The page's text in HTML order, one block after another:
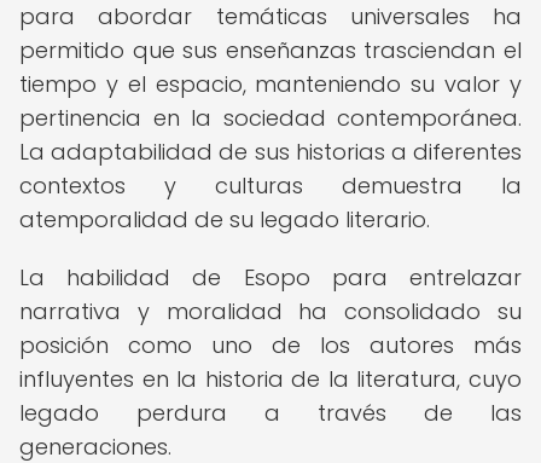
para abordar temáticas universales ha
permitido que sus enseñanzas trasciendan el
tiempo y el espacio, manteniendo su valor y
pertinencia en la sociedad contemporánea.
La adaptabilidad de sus historias a diferentes
contextos y culturas demuestra la
atemporalidad de su legado literario.
La habilidad de Esopo para entrelazar
narrativa y moralidad ha consolidado su
posición como uno de los autores más
influyentes en la historia de la literatura, cuyo
legado perdura a través de las
generaciones.